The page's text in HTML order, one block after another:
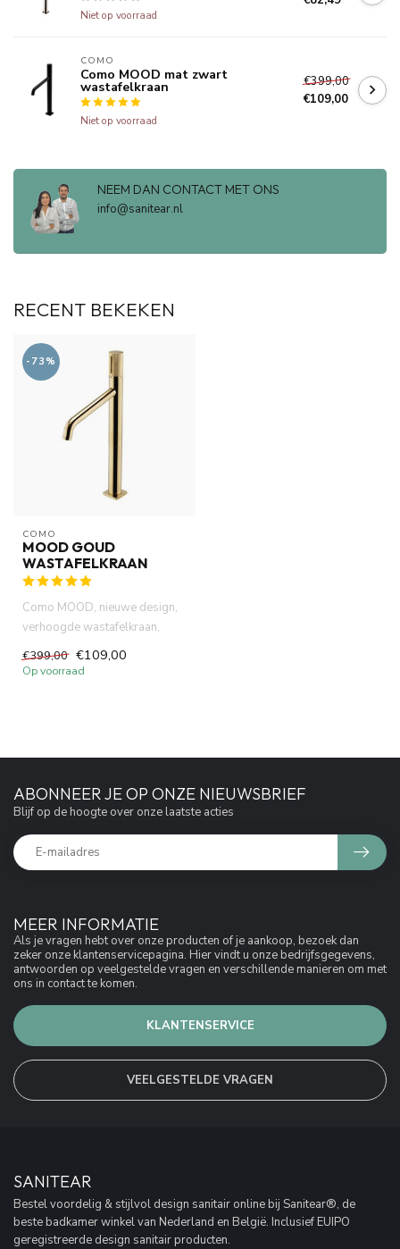
Niet op voorraad
COMO
Como MOOD mat zwart
wastafelkraan
Niet op voorraad
€399,00
€109,00
NEEM DAN CONTACT MET ONS
info@sanitear.nl
RECENT BEKEKEN
-73%
COMO
MOOD GOUD
WASTAFELKRAAN
Como MOOD, nieuwe design,
verhoogde wastafelkraan,
geborsteld titanium goud
kleu...
€399,00 €109,00
Op voorraad
MEER INFORMATIE
Als je vragen hebt over onze producten of je aankoop, bezoek dan
zeker onze klantenservicepagina. Hier vindt u onze bedrijfsgegevens,
antwoorden op veelgestelde vragen en verschillende manieren om met
ons in contact te komen.
KLANTENSERVICE
VEELGESTELDE VRAGEN
ABONNEER JE OP ONZE NIEUWSBRIEF
Blijf op de hoogte over onze laatste acties
SANITEAR
Bestel voordelig & stijlvol design sanitair online bij Sanitear®, de
beste badkamer winkel van Nederland en België. Inclusief EUIPO
geregistreerde design sanitair producten.